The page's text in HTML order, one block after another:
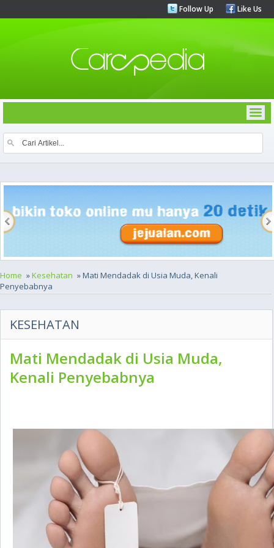
Follow Up Like Us
Home »Kesehatan » Mati Mendadak di Usia Muda, Kenali
Penyebabnya
KESEHATAN
Mati Mendadak di Usia Muda,
Kenali Penyebabnya